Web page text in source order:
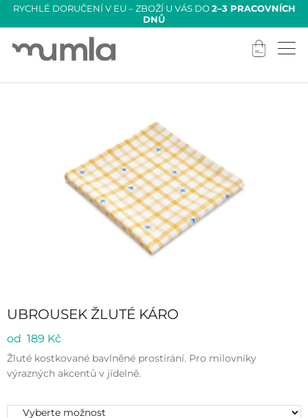
RYCHLÉ DORUČENÍ V EU – ZBOŽÍ U VÁS DO2–3 PRACOVNÍCH
DNŮ
UBROUSEK ŽLUTÉ KÁRO
od 189 Kč
Žluté kostkované bavlněné prostírání. Pro milovníky
výrazných akcentů v jídelně.